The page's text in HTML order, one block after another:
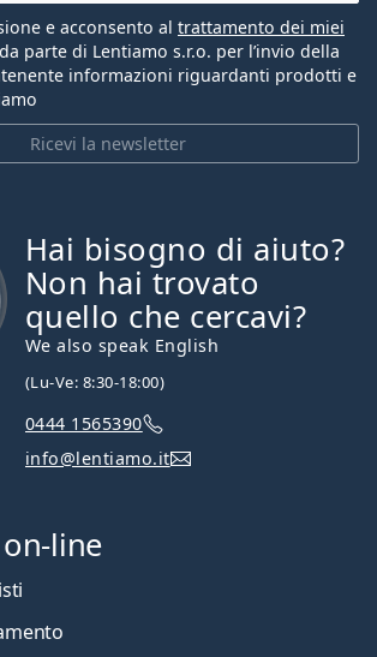
Ricevi la newsletter
e acconsento al trattamento dei miei
da parte di Lentiamo s.r.o. per l’invio della
informazioni riguardanti prodotti e
Hai bisogno di aiuto?
Non hai trovato
quello che cercavi?
We also speak English
(Lu-Ve: 8:30-18:00)
0444 1565390
info@lentiamo.it
line